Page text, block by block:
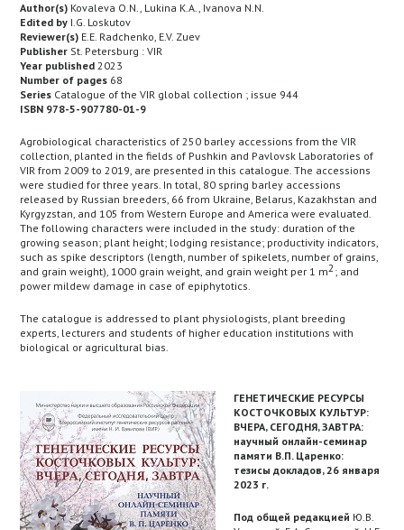
Author(s) Kovaleva O.N., Lukina K.A., Ivanova N.N.
Edited by I.G. Loskutov
Reviewer(s) E.E. Radchenko, E.V. Zuev
Publisher St. Petersburg : VIR
Year published 2023
Number of pages 68
Series Catalogue of the VIR global collection ; issue 944
ISBN 978-5-907780-01-9
Agrobiological characteristics of 250 barley accessions from the VIR
collection, planted in the fields of Pushkin and Pavlovsk Laboratories of
VIR from 2009 to 2019, are presented in this catalogue. The accessions
were studied for three years. In total, 80 spring barley accessions
released by Russian breeders, 66 from Ukraine, Belarus, Kazakhstan and
Kyrgyzstan, and 105 from Western Europe and America were evaluated.
The following characters were included in the study: duration of the
growing season; plant height; lodging resistance; productivity indicators,
such as spike descriptors (length, number of spikelets, number of grains,
and grain weight), 1000 grain weight, and grain weight per 1 m2 ; and
power mildew damage in case of epiphytotics.
The catalogue is addressed to plant physiologists, plant breeding
experts, lecturers and students of higher education institutions with
biological or agricultural bias.
ГЕНЕТИЧЕСКИЕ РЕСУРСЫ
КОСТОЧКОВЫХ КУЛЬТУР:
ВЧЕРА, СЕГОДНЯ, ЗАВТРА:
научный онлайн-семинар
памяти В.П. Царенко:
тезисы докладов, 26 января
2023 г.
Под общей редакцией Ю.В.